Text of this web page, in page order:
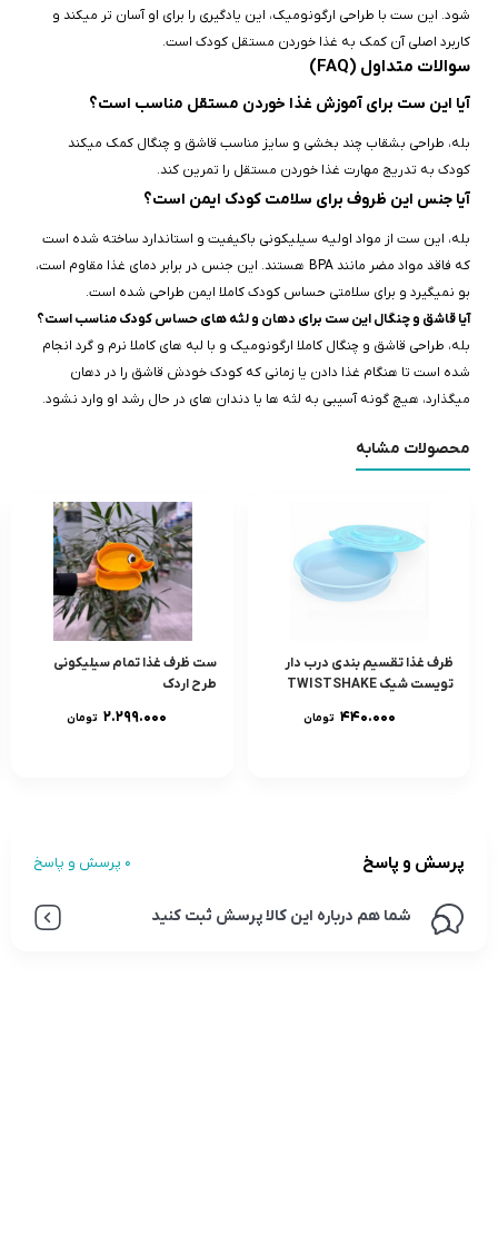
شود. این ست با طراحی ارگونومیک، این یادگیری را برای او آسان‌ تر میکند و
کاربرد اصلی آن کمک به غذا خوردن مستقل کودک است.
سوالات متداول (FAQ)
آیا این ست برای آموزش غذا خوردن مستقل مناسب است؟
بله، طراحی بشقاب چند بخشی و سایز مناسب قاشق و چنگال کمک میکند
کودک به‌ تدریج مهارت غذا خوردن مستقل را تمرین کند.
آیا جنس این ظروف برای سلامت کودک ایمن است؟
بله، این ست از مواد اولیه سیلیکونی باکیفیت و استاندارد ساخته شده است
که فاقد مواد مضر مانند BPA هستند. این جنس در برابر دمای غذا مقاوم است،
بو نمیگیرد و برای سلامتی حساس کودک کاملا ایمن طراحی شده است.
آیا قاشق و چنگال این ست برای دهان و لثه‌ های حساس کودک مناسب است؟
بله، طراحی قاشق و چنگال کاملا ارگونومیک و با لبه‌ های کاملا نرم و گرد انجام
شده است تا هنگام غذا دادن یا زمانی که کودک خودش قاشق را در دهان
میگذارد، هیچ‌ گونه آسیبی به لثه‌ ها یا دندان‌ های در حال رشد او وارد نشود.
محصولات مشابه
ظرف غذا تقسيم بندی درب دار
تويست شيک TWISTSHAKE
۴۴۰.۰۰۰ تومان
ست ظرف غذا تمام سیلیکونی
طرح اردک
۲.۲۹۹.۰۰۰ تومان
پرسش و پاسخ 0 پرسش و پاسخ
شما هم درباره این کالا پرسش ثبت کنید